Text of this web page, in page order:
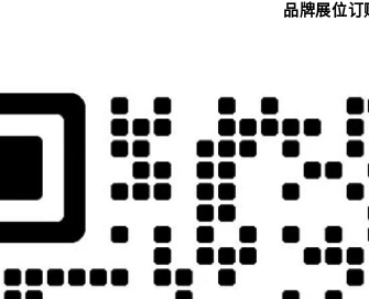
品牌展位订